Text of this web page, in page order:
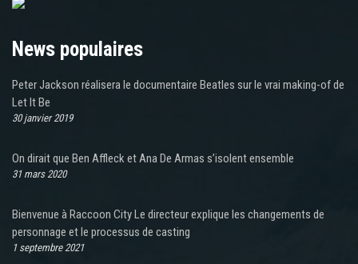
News populaires
Peter Jackson réalisera le documentaire Beatles sur le vrai making-of de
Let It Be
30 janvier 2019
On dirait que Ben Affleck et Ana De Armas s’isolent ensemble
31 mars 2020
Bienvenue à Raccoon City Le directeur explique les changements de
personnage et le processus de casting
1 septembre 2021